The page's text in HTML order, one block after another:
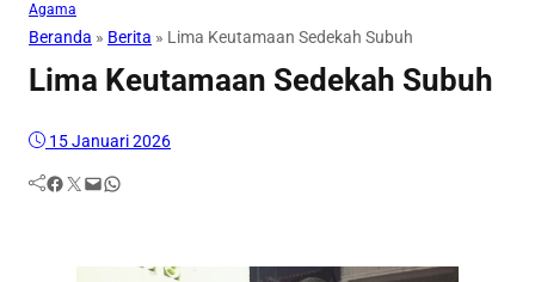
Agama
Beranda » Berita » Lima Keutamaan Sedekah Subuh
Lima Keutamaan Sedekah Subuh
15 Januari 2026
Facebook Twitter Mail WhatsApp